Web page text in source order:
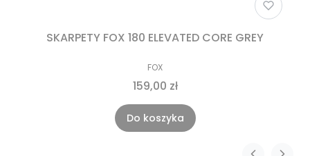
SKARPETY FOX 180 ELEVATED CORE GREY
FOX
159,00 zł
Do koszyka